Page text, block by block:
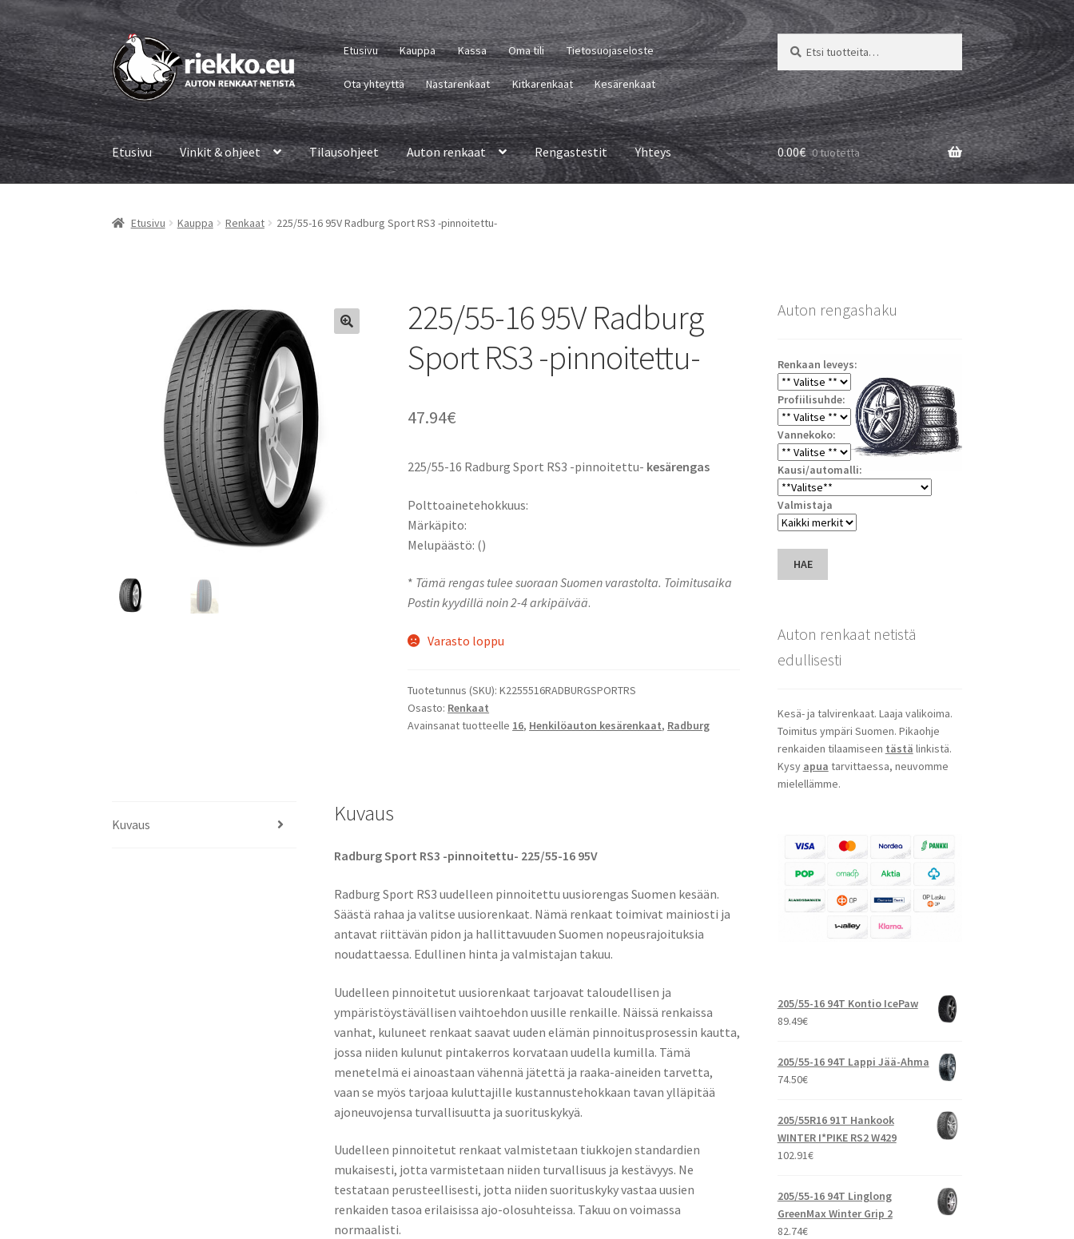
Siirry
navigointiin
Siirry
sisältöön
Etusivu Kauppa Kassa Oma tili Tietosuojaseloste
Ota yhteyttä Nastarenkaat Kitkarenkaat Kesärenkaat
Etsi:
Haku
Etusivu Vinkit & ohjeet Tilausohjeet Auton renkaat Rengastestit Yhteys 0.00€ 0 tuotetta
Etusivu Kauppa Renkaat 225/55-16 95V Radburg Sport RS3 -pinnoitettu-
225/55-16 95V Radburg
Sport RS3 -pinnoitettu-
47.94€
225/55-16 Radburg Sport RS3 -pinnoitettu- kesärengas
Polttoainetehokkuus:
Märkäpito:
Melupäästö: ()
* Tämä rengas tulee suoraan Suomen varastolta. Toimitusaika
Postin kyydillä noin 2-4 arkipäivää.
Varasto loppu
Tuotetunnus (SKU):K2255516RADBURGSPORTRS
Osasto: Renkaat
Avainsanat tuotteelle 16, Henkilöauton kesärenkaat, Radburg
Kuvaus Kuvaus
Radburg Sport RS3 -pinnoitettu- 225/55-16 95V
Radburg Sport RS3 uudelleen pinnoitettu uusiorengas Suomen kesään.
Säästä rahaa ja valitse uusiorenkaat. Nämä renkaat toimivat mainiosti ja
antavat riittävän pidon ja hallittavuuden Suomen nopeusrajoituksia
noudattaessa. Edullinen hinta ja valmistajan takuu.
Uudelleen pinnoitetut uusiorenkaat tarjoavat taloudellisen ja
ympäristöystävällisen vaihtoehdon uusille renkaille. Näissä renkaissa
vanhat, kuluneet renkaat saavat uuden elämän pinnoitusprosessin kautta,
jossa niiden kulunut pintakerros korvataan uudella kumilla. Tämä
menetelmä ei ainoastaan vähennä jätettä ja raaka-aineiden tarvetta,
vaan se myös tarjoaa kuluttajille kustannustehokkaan tavan ylläpitää
ajoneuvojensa turvallisuutta ja suorituskykyä.
Uudelleen pinnoitetut renkaat valmistetaan tiukkojen standardien
mukaisesti, jotta varmistetaan niiden turvallisuus ja kestävyys. Ne
testataan perusteellisesti, jotta niiden suorituskyky vastaa uusien
renkaiden tasoa erilaisissa ajo-olosuhteissa. Takuu on voimassa
normaalisti.
Auton rengashaku
Renkaan leveys:
Profiilisuhde:
Vannekoko:
Kausi/automalli:
Valmistaja
HAE
Auton renkaat netistä
edullisesti
Kesä- ja talvirenkaat. Laaja valikoima.
Toimitus ympäri Suomen. Pikaohje
renkaiden tilaamiseen tästä linkistä.
Kysy apua tarvittaessa, neuvomme
mielellämme.
205/55-16 94T Kontio IcePaw
89.49€
205/55-16 94T Lappi Jää-Ahma
74.50€
205/55R16 91T Hankook
WINTER I*PIKE RS2 W429
102.91€
205/55-16 94T Linglong
GreenMax Winter Grip 2
82.74€